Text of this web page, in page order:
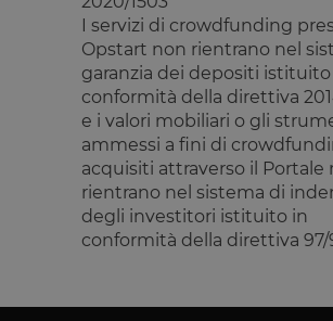
I servizi di crowdfunding
Opstart non rientrano nel
garanzia dei depositi
conformità della direttiva
e i valori mobiliari o gli
ammessi a fini di
acquisiti attraverso il Portale
rientrano nel sistema di
degli investitori istituito in
conformità della direttiva 97/
funzionalità principali del sito web come
dell'utente e la gestione dell'account. Il
può essere utilizzato correttamente senza
strettamente necessari.
Nome
Fornitore/
Dominio
__cf_bm
Cloudflare
Inc.
.calendly.com